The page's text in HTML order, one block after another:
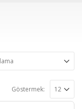
Göstermek: